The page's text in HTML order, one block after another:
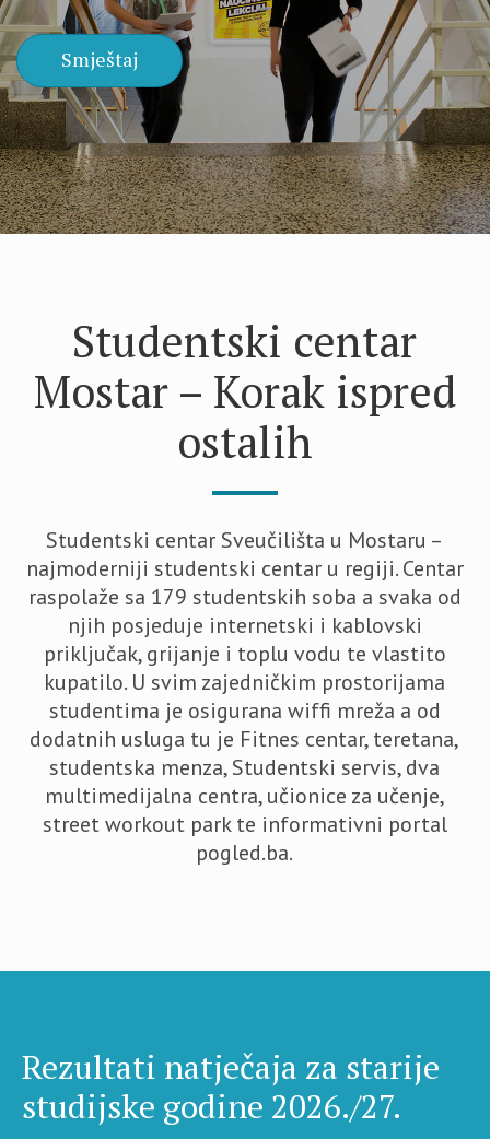
Smještaj
Studentski centar
Mostar – Korak ispred
ostalih
Studentski centar Sveučilišta u Mostaru –
najmoderniji studentski centar u regiji. Centar
raspolaže sa 179 studentskih soba a svaka od
njih posjeduje internetski i kablovski
priključak, grijanje i toplu vodu te vlastito
kupatilo. U svim zajedničkim prostorijama
studentima je osigurana wiffi mreža a od
dodatnih usluga tu je Fitnes centar, teretana,
studentska menza, Studentski servis, dva
multimedijalna centra, učionice za učenje,
street workout park te informativni portal
pogled.ba.
Rezultati natječaja za starije
studijske godine 2026./27.